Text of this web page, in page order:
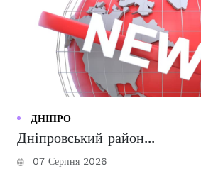
ДНІПРО
Дніпровський район...
07 Серпня 2026